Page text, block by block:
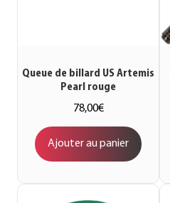
Queue de billard US Artemis
Pearl rouge
78,00€
Ajouter au panier